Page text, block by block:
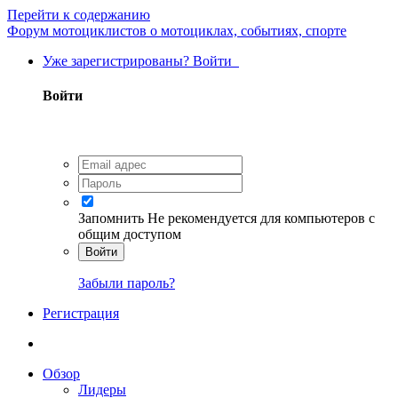
Перейти к содержанию
Форум мотоциклистов о мотоциклах, событиях, спорте
Уже зарегистрированы? Войти
Войти
Запомнить Не рекомендуется для компьютеров с
общим доступом
Войти
Забыли пароль?
Регистрация
Обзор
Лидеры